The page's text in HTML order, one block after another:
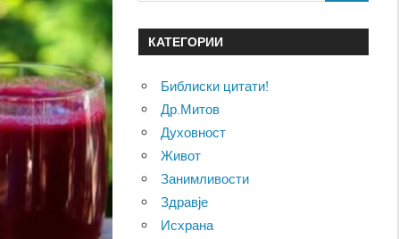
КАТЕГОРИИ
Библиски цитати!
Др.Митов
Духовност
Живот
Занимливости
Здравје
Исхрана